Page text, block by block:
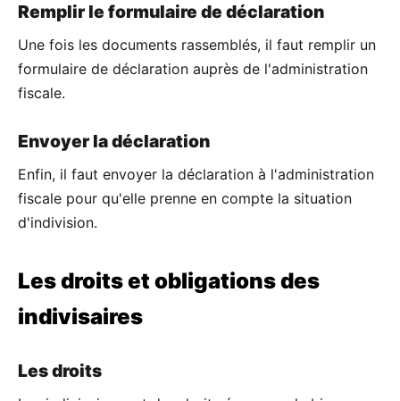
Remplir le formulaire de déclaration
Une fois les documents rassemblés, il faut remplir un
formulaire de déclaration auprès de l'administration
fiscale.
Envoyer la déclaration
Enfin, il faut envoyer la déclaration à l'administration
fiscale pour qu'elle prenne en compte la situation
d'indivision.
Les droits et obligations des
indivisaires
Les droits